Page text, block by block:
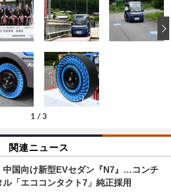
1 / 3
関連ニュース
中国向け新型EVセダン『N7』…コンチ
ル「エココンタクト7」純正採用